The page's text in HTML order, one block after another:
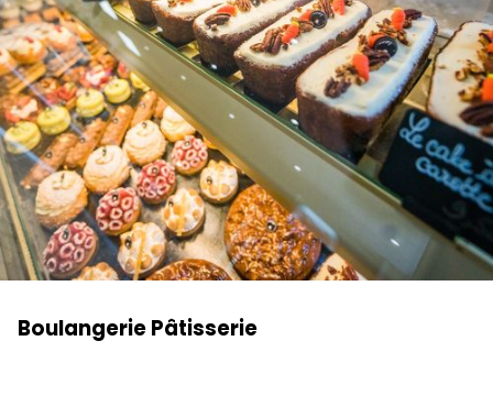
Boulangerie Pâtisserie